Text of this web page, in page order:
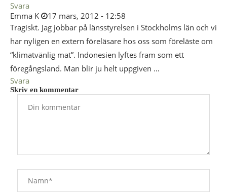
Svara
Emma K
17 mars, 2012 - 12:58
Tragiskt. Jag jobbar på länsstyrelsen i Stockholms län och vi
har nyligen en extern föreläsare hos oss som föreläste om
“klimatvänlig mat”. Indonesien lyftes fram som ett
föregångsland. Man blir ju helt uppgiven …
Svara
Skriv en kommentar